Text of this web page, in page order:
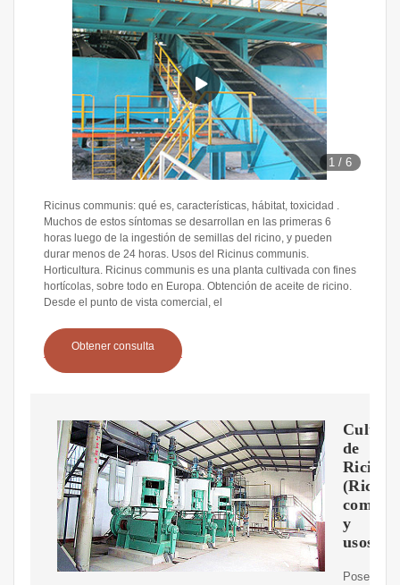
1 /6
Ricinus communis: qué es, características, hábitat, toxicidad .
Muchos de estos síntomas se desarrollan en las primeras 6
horas luego de la ingestión de semillas del ricino, y pueden
durar menos de 24 horas. Usos del Ricinus communis.
Horticultura. Ricinus communis es una planta cultivada con fines
hortícolas, sobre todo en Europa. Obtención de aceite de ricino.
Desde el punto de vista comercial, el
Obtener consulta
Cultivo
de
Ricino
y
usos.ar
Posee